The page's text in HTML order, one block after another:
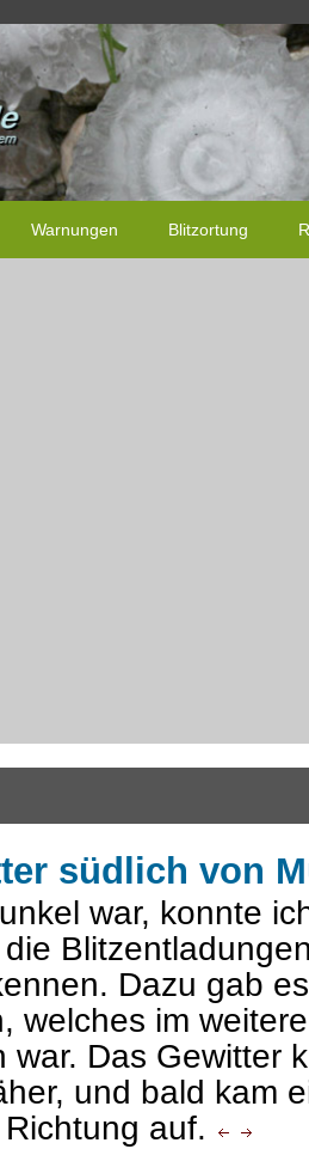
Warnungen Blitzortung
südlich von
war, konnte
Dazu gab
welches im
war. Das Gewitter
und bald kam
auf.